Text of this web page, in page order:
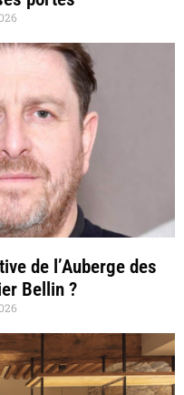
de l’Auberge des
Bellin ?